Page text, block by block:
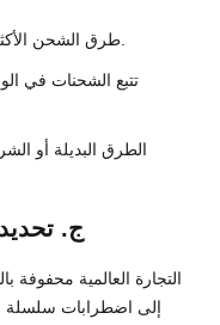
طرق الشحن الأكثر كفاءة لتقليل أوقات النقل والتكاليف.
تتبع الشحنات في
الطرق البديلة أو
ج.
التجارة العالمية
إلى اضطرابات سلسلة